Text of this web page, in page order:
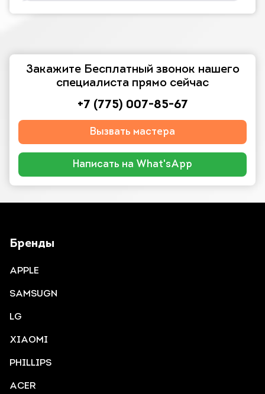
Закажите Бесплатный звонок нашего
специалиста прямо сейчас
+7 (775) 007-85-67
Вызвать мастера
Написать на What'sApp
Бренды
APPLE
SAMSUGN
LG
XIAOMI
PHILLIPS
ACER